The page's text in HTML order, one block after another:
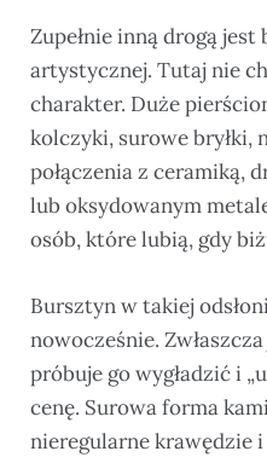
Zupełnie inną drogą
artystycznej. Tutaj nie
charakter. Duże
kolczyki, surowe bryłki,
połączenia z ceramiką,
lub oksydowanym
osób, które lubią, gdy
Bursztyn w takiej
nowocześnie.
próbuje go wygładzić i
cenę. Surowa forma
nieregularne krawędzie